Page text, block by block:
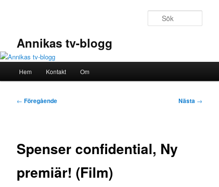
Annikas tv-blogg
Hem Kontakt Om
Inläggsnavigering
← Föregående Nästa →
Spenser confidential, Ny
premiär! (Film)